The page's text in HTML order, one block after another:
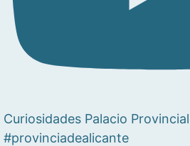
Curiosidades Palacio Provincial
#provinciadealicante